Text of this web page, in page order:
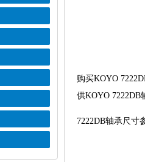
购买KOYO
供KOYO 7222DB
7222DB轴承尺寸